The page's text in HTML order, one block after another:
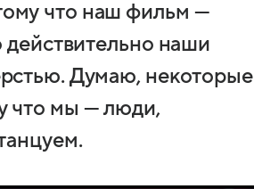
что наш фильм —
действительно наши
Думаю, некоторые
что мы — люди,